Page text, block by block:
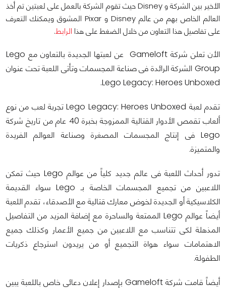
الأخير بين الشركة و Disney حيث تقوم الشركة بالعمل على لعبتين تم أخذ
العالم الخاص بهم من عالم Disney و Pixar المشوق ويمكنك التعرف
على تفاصيل هذا التعاون من خلال الضغط على هذا الرابط.
الأن تعلن شركة Gameloft عن لعبتها الجديدة بالتعاون مع Lego
Group الشركة الرائدة فى صناعة المجسمات وتأتى اللعبة تحت عنوان
Lego Legacy: Heroes Unboxed.
تقدم لعبة Lego Legacy: Heroes Unboxed تجربة لعب من نوع
ألعاب تقمص الأدوار القتالية الممزوجة بخبرة 40 عام من تاريخ شركة
Lego فى إنتاج المجسمات المصغرة وصناعة العوالم الفريدة
والمتميزة.
تدور أحداث اللعبة فى عالم جديد كلياً من عوالم Lego حيث تمكن
اللاعبين من تجميع المجسمات الخاصة بـ Lego سواء القديمة
الكلاسيكية أو الجديدة لخوض معارك قتالية مع الأصدقاء، تقدم اللعبة
أيضاً عوالم Lego الممتعة والساحرة مع إضافة المزيد من التفاصيل
المذهلة لكى تتناسب مع اللاعبين من جميع الأعمار وكذلك جميع
الاهتمامات سواء هواة التجميع أو من يريدون استرجاع ذكريات
الطفولة.
أيضاً قامت شركة Gameloft بإصدار إعلان دعائى خاص باللعبة يبين